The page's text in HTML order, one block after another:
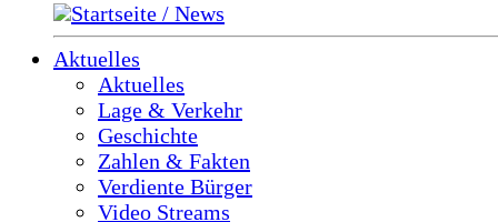
Startseite / News
Aktuelles
Aktuelles
Lage & Verkehr
Geschichte
Zahlen & Fakten
Verdiente Bürger
Video Streams